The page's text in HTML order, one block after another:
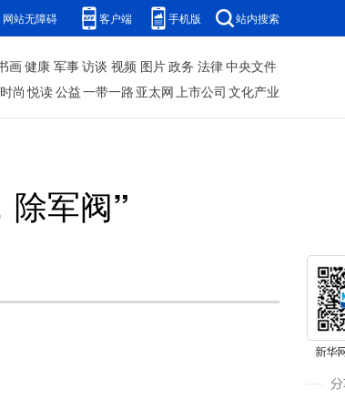
网站无障碍 客户端 手机版 站内搜索
画健康 军事访谈 视频 图片政务 法律中央文件
时尚 悦读公益一带一路 亚太网上市公司 文化产业
除军阀”